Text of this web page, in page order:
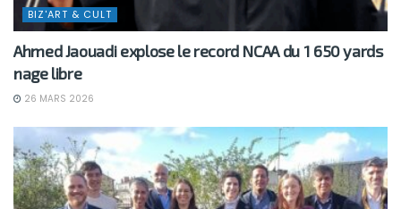
BIZ'ART & CULT
Ahmed Jaouadi explose le record NCAA du 1 650 yards
nage libre
26 MARS 2026